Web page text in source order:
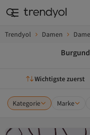
Trendyol Damen
Wichtigste zuerst
Kategorie Marke